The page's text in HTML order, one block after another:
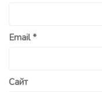
Email*
Сайт